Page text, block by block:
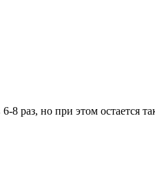
8 раз, но при этом остается